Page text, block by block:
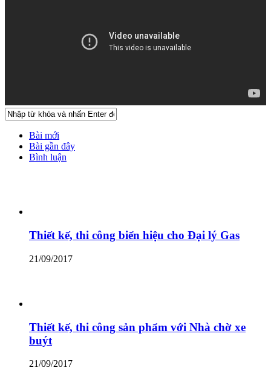
Bài mới
Bài gần đây
Bình luận
Thiết kế, thi công biển hiệu cho Đại lý Gas
21/09/2017
Thiết kế, thi công sản phẩm với Nhà chờ xe
buýt
21/09/2017